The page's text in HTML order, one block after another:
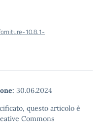
10.8.1-
30.06.2024
questo articolo è
Commons